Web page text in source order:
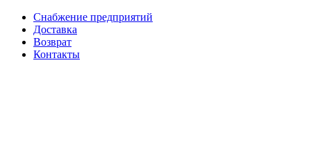
Снабжение предприятий
Доставка
Возврат
Контакты